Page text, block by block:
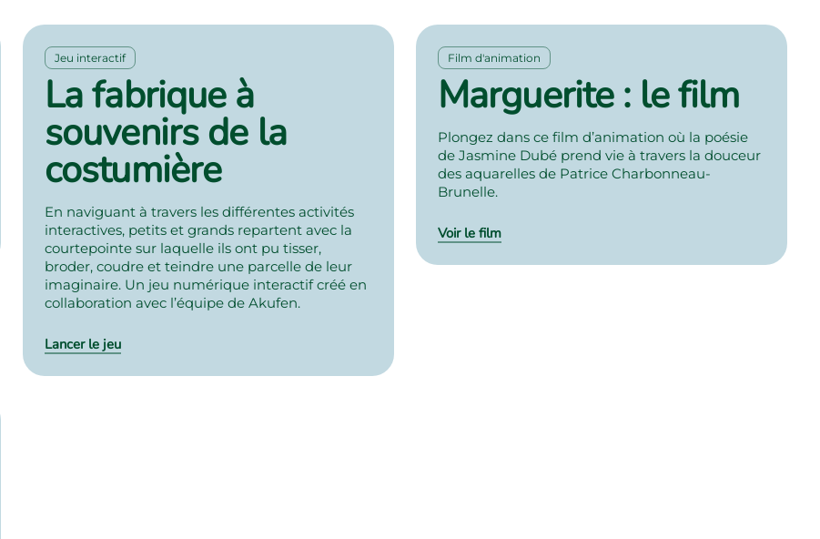
Jeu interactif
La fabrique à
souvenirs de la
costumière
En naviguant à travers les différentes activités
interactives, petits et grands repartent avec la
courtepointe sur laquelle ils ont pu tisser,
broder, coudre et teindre une parcelle de leur
imaginaire. Un jeu numérique interactif créé en
collaboration avec l’équipe de Akufen.
Lancer le jeu
Film d'animation
Marguerite : le film
Plongez dans ce film d’animation où la poésie
de Jasmine Dubé prend vie à travers la douceur
des aquarelles de Patrice Charbonneau-
Brunelle.
Voir le film